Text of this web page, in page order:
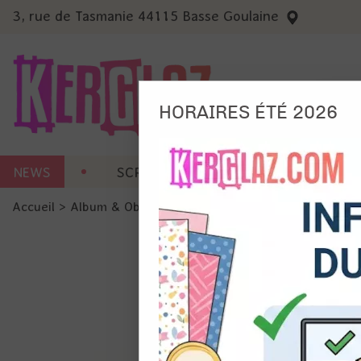
3, rue de Tasmanie 44115 Basse Goulaine
NEWS SCRAP CARTERIE MACHINES
Accueil > Album & Objet >Anneau, Recharge & Accessoires
Ils
et du
précises
Si vous
de la
HORAIRES ÉTÉ 2026